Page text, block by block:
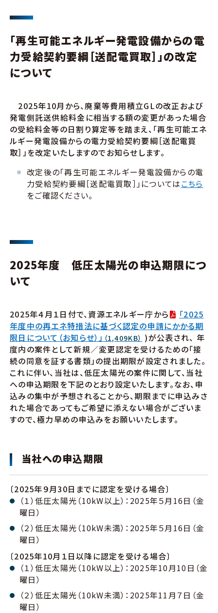
「再生可能エネルギー発電設備からの電
力受給契約要綱［送配電買取］」の改定
について
2025年10月から、廃棄等費用積立GLの改正および
発電側託送供給料金に相当する額の変更があった場合
の受給料金等の日割り算定等を踏まえ、「再生可能エネ
ルギー発電設備からの電力受給契約要綱［送配電買
取］」を改定いたしますのでお知らせします。
改定後の「再生可能エネルギー発電設備からの電
力受給契約要綱［送配電買取］」についてはこちら
をご確認ください。
2025年度 低圧太陽光の申込期限につ
いて
2025年４月１日付で、資源エネルギー庁から
「2025
年度中の再エネ特措法に基づく認定の申請にかかる期
限日について（お知らせ）」 （1,409KB） )が公表され、 年
度内の案件として新規／変更認定を受けるための「接
続の同意を証する書類」の提出期限が設定されました。
これに伴い、当社は、低圧太陽光の案件に関して、当社
への申込期限を下記のとおり設定いたします。なお、申
込みの集中が予想されることから、期限までに申込みさ
れた場合であってもご希望に添えない場合がございま
すので、極力早めの申込みをお願いいたします。
当社への申込期限
〔2025年９月30日までに認定を受ける場合〕
（１）低圧太陽光（10kW以上）：2025年５月16日（金
曜日）
（２）低圧太陽光（10kW未満）：2025年５月16日（金
曜日）
〔2025年10月１日以降に認定を受ける場合〕
（１）低圧太陽光（10kW以上）：2025年10月10日（金
曜日）
（２）低圧太陽光（10kW未満）：2025年11月７日（金
曜日）